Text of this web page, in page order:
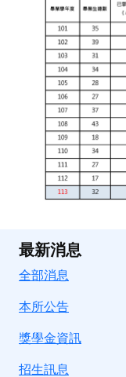
最新消息
全部消息
本所公告
獎學金資訊
招生訊息